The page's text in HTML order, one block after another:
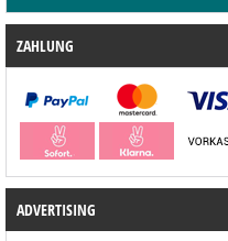
ZAHLUNG
ADVERTISING